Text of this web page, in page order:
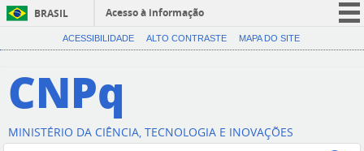
BRASIL
Acesso à informação
CORONAVÍRUS (COVID-19)
Canais
ACESSIBILIDADE ALTO CONTRASTE MAPA DO SITE
CNPq
MINISTÉRIO DA CIÊNCIA, TECNOLOGIA E INOVAÇÕES